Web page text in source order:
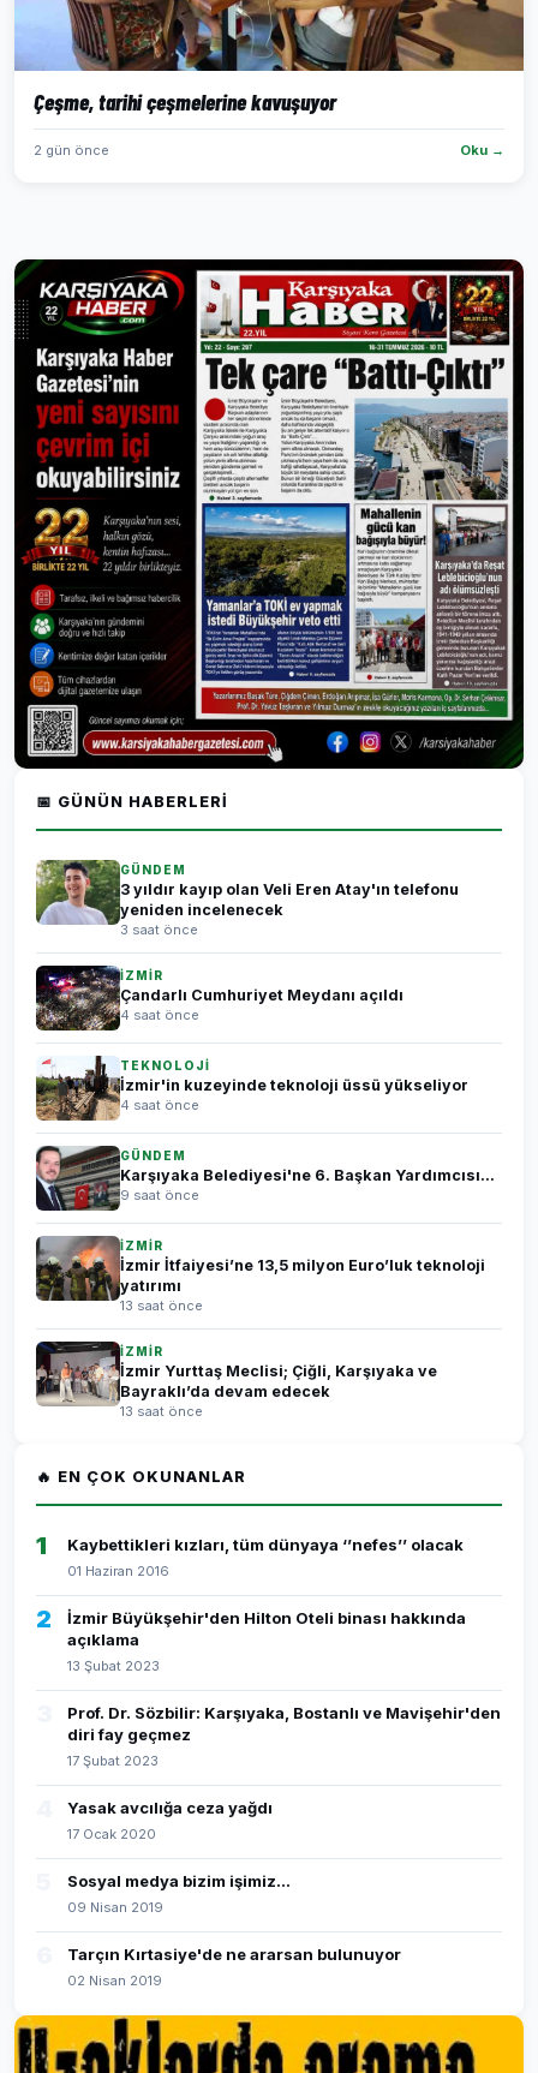
Çeşme, tarihi çeşmelerine kavuşuyor
2 gün önce Oku →
📅 GÜNÜN HABERLERI
GÜNDEM
3 yıldır kayıp olan Veli Eren Atay'ın telefonu
yeniden incelenecek
3 saat önce
İZMİR
Çandarlı Cumhuriyet Meydanı açıldı
4 saat önce
TEKNOLOJİ
İzmir'in kuzeyinde teknoloji üssü yükseliyor
4 saat önce
GÜNDEM
Karşıyaka Belediyesi'ne 6. Başkan Yardımcısı...
9 saat önce
İZMİR
İzmir İtfaiyesi’ne 13,5 milyon Euro’luk teknoloji
yatırımı
13 saat önce
İZMİR
İzmir Yurttaş Meclisi; Çiğli, Karşıyaka ve
Bayraklı’da devam edecek
13 saat önce
🔥 EN ÇOK OKUNANLAR
1 Kaybettikleri kızları, tüm dünyaya ‘’nefes’’ olacak
01 Haziran 2016
2
İzmir Büyükşehir'den Hilton Oteli binası hakkında
açıklama
13 Şubat 2023
Prof. Dr. Sözbilir: Karşıyaka, Bostanlı ve Mavişehir'den
diri fay geçmez
17 Şubat 2023
Yasak avcılığa ceza yağdı
17 Ocak 2020
Sosyal medya bizim işimiz...
09 Nisan 2019
Tarçın Kırtasiye'de ne ararsan bulunuyor
02 Nisan 2019